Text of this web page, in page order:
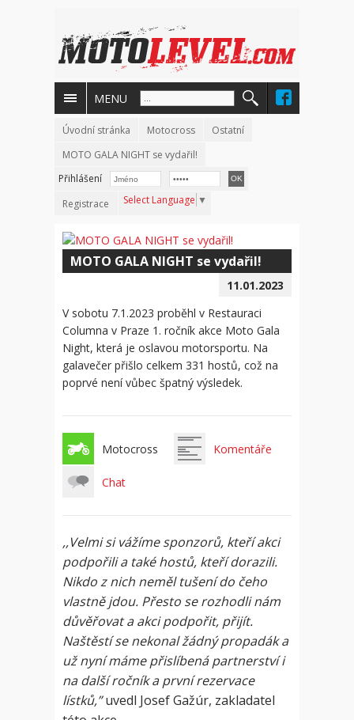
MENU
Úvodní stránka Motocross
Ostatní
MOTO GALA NIGHT se vydařil!
Přihlášení
Registrace
Select Language ▼
MOTO GALA NIGHT se vydařil!
11.01.2023
V sobotu 7.1.2023 proběhl v Restauraci
Columna v Praze 1. ročník akce Moto Gala
Night, která je oslavou motorsportu. Na
galavečer přišlo celkem 331 hostů, což na
poprvé není vůbec špatný výsledek.
Motocross Komentáře
Chat
,,Velmi si vážíme sponzorů, kteří akci
podpořili a také hostů, kteří dorazili.
Nikdo z nich neměl tušení do čeho
vlastně jdou. Přesto se rozhodli nám
důvěřovat a akci podpořit, přijít.
Naštěstí se nekonal žádný propadák a
už nyní máme přislíbená partnerství i
na další ročník a první rezervace
lístků,”uvedl Josef Gažúr, zakladatel